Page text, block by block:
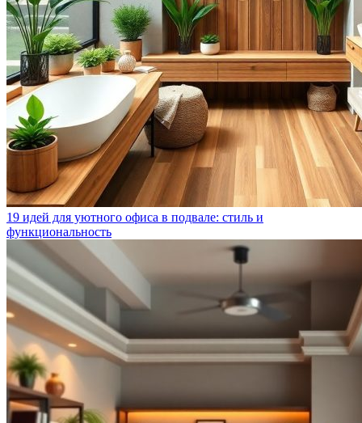
19 идей для уютного офиса в подвале: стиль и
функциональность